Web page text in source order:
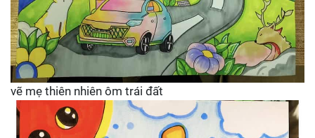
vẽ mẹ thiên nhiên ôm trái đất